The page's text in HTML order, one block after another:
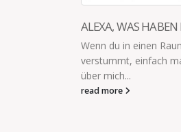
ALEXA, WAS HABEN
Wenn du in einen
verstummt, einfach
über mich...
read more